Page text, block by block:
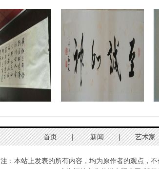
首页 | 新闻 | 艺术家
注：本站上发表的所有内容，均为原作者的观点，